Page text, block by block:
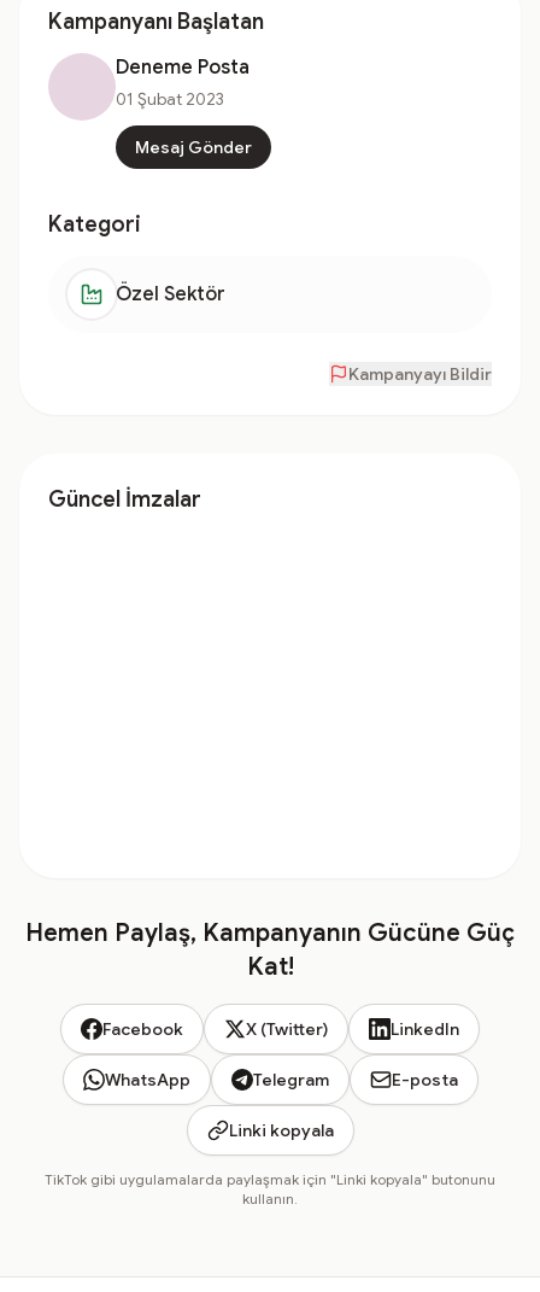
Kampanyanı Başlatan
Deneme Posta
01 Şubat 2023
Mesaj Gönder
Kategori
Özel Sektör
Kampanyayı Bildir
Güncel İmzalar
Hemen Paylaş, Kampanyanın Gücüne Güç
Kat!
Facebook X (Twitter) LinkedIn
WhatsApp Telegram E-posta
Linki kopyala
TikTok gibi uygulamalarda paylaşmak için "Linki kopyala" butonunu
kullanın.